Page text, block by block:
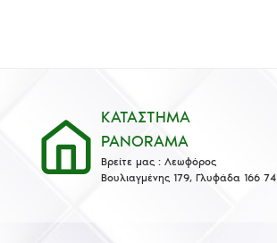
ΚΑΤΑΣΤΗΜΑ
PANORAMA
Βρείτε μας : Λεωφόρος
Βουλιαγμένης 179, Γλυφάδα 166 74